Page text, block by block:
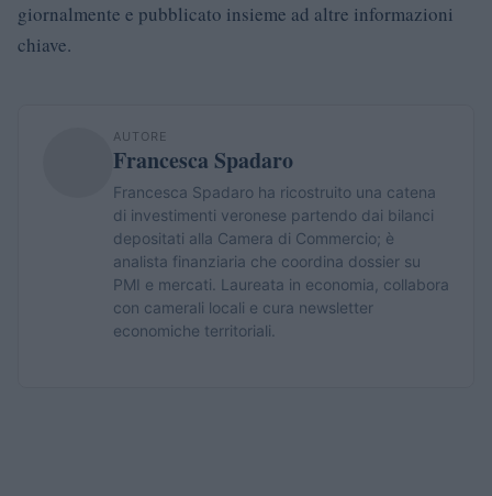
giornalmente e pubblicato insieme ad altre informazioni
chiave.
AUTORE
Francesca Spadaro
Francesca Spadaro ha ricostruito una catena
di investimenti veronese partendo dai bilanci
depositati alla Camera di Commercio; è
analista finanziaria che coordina dossier su
PMI e mercati. Laureata in economia, collabora
con camerali locali e cura newsletter
economiche territoriali.